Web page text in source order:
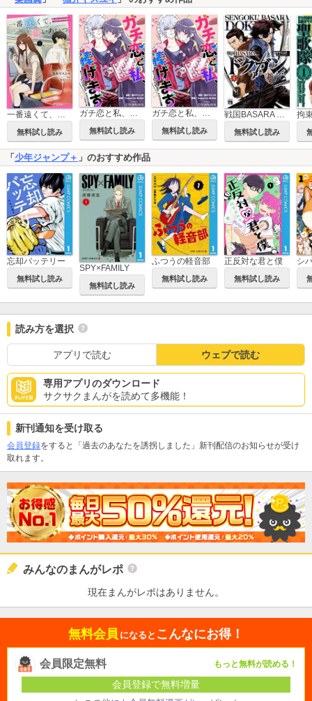
無料試し読み
ガチ恋と私、捧げます ―すべてがサヨナラになる オムニバス短編 ―【フルカラー版】
無料試し読み
ガチ恋と私、捧げます ―すべてがサヨナラになる オムニバス短編 ―
無料試し読み 無料試し読み
「少年ジャンプ＋ 」のおすすめ作品
忘却バッテリー
無料試し読み
SPY×FAMILY
無料試し読み
ふつうの軽音部
無料試し読み
正反対な君と僕
無料試し読み
シ
読み方を選択
アプリで読む ウェブで読む
専用アプリのダウンロード
サクサクまんがを読めて多機能！
新刊通知を受け取る
会員登録をすると「過去のあなたを誘拐しました」新刊配信のお知らせが受け
取れます。
みんなのまんがレポ
現在まんがレポはありません。
無料会員 になると こんなにお得！
会員限定無料 もっと無料が読める！
会員登録で無料増量